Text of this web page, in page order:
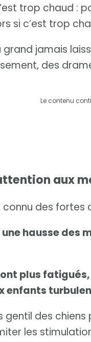
trop chaud :
si c’est trop
grand jamais
des
Le contenu
aux
des fortes
hausse des
plus
enfants
gentil des
les